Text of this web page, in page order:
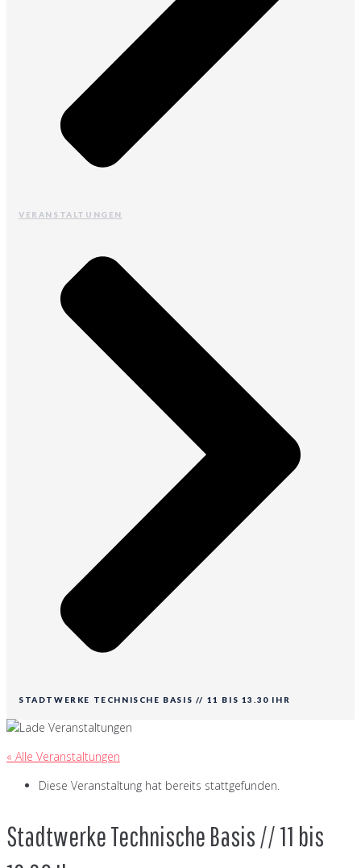
VERANSTALTUNGEN
STADTWERKE TECHNISCHE BASIS // 11 BIS 13.30 IHR
« Alle Veranstaltungen
Diese Veranstaltung hat bereits stattgefunden.
Stadtwerke Technische Basis // 11 bis